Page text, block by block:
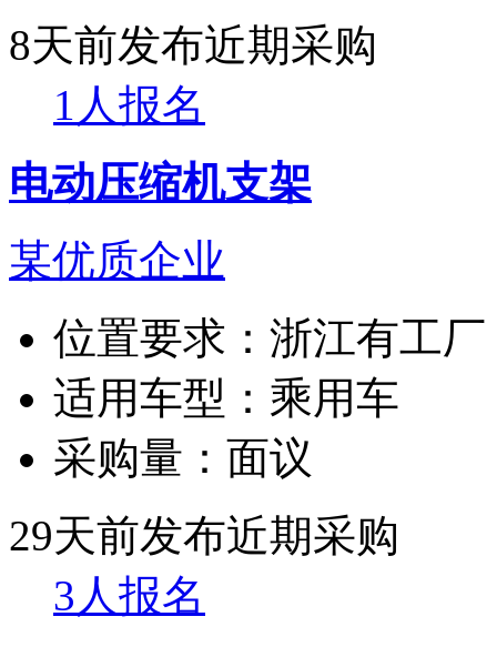
8天前发布近期采购
1人报名
电动压缩机支架
某优质企业
位置要求： 浙江有工厂
适用车型： 乘用车
采购量： 面议
29天前发布近期采购
3人报名